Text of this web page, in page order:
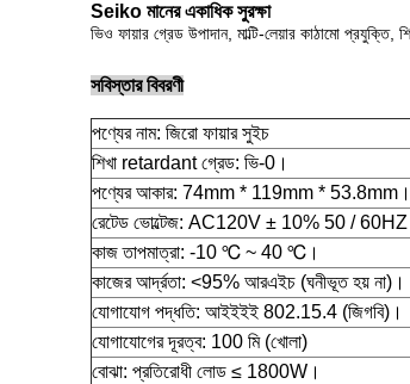
Seiko মানের একাধিক সুরক্ষা
ভিও ফায়ার গ্রেড উপাদান, মাল্টি-লেয়ার কাঠামো
সবিস্তার বিবরণী
পণ্যের নাম: জিরো ফায়ার সুইচ
শিখা retardant গ্রেড: ভি-0।
পণ্যের আকার: 74mm * 119mm * 53.8mm।
রেটেড ভোল্টেজ: AC120V ± 10% 50 /
কাজ তাপমাত্রা: -10 ℃ ~ 40 ℃।
কাজের আর্দ্রতা: <95% আরএইচ (ঘনীভূত হয় না)।
যোগাযোগ পদ্ধতি: আইইইই 802.15.4 (জিগবি)।
যোগাযোগের দূরত্ব: 100 মি (খোলা)
বোঝা: প্রতিরোধী লোড ≤ 1800W।